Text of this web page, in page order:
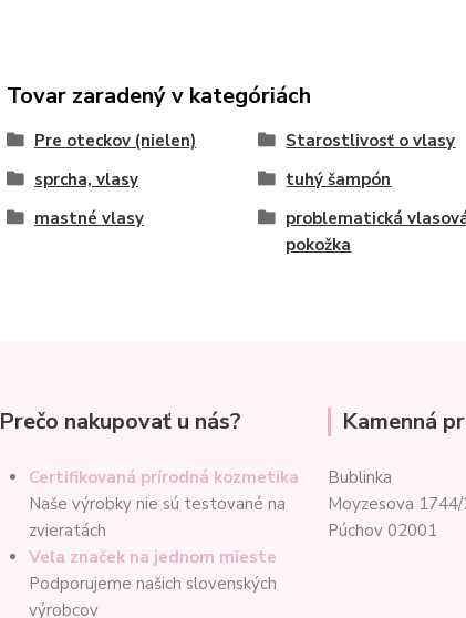
Tovar zaradený v kategóriách
Pre oteckov (nielen) Starostlivosť o vlasy
sprcha, vlasy
tuhý šampón
mastné vlasy
problematická
pokožka
Prečo nakupovať u nás?
Certifikovaná prírodná kozmetika
Naše výrobky nie sú testované na
zvieratách
Veľa značek na jednom mieste
Podporujeme našich slovenských
výrobcov
Kamenná
Bublinka
Moyzesova
Púchov 02001